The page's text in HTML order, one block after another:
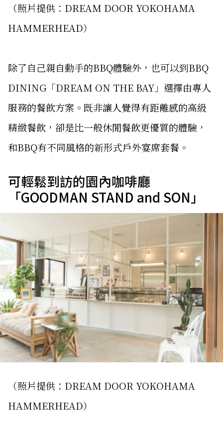
（照片提供：DREAM DOOR YOKOHAMA
HAMMERHEAD）
除了自己親自動手的BBQ體驗外，也可以到BBQ
DINING「DREAM ON THE BAY」選擇由專人
服務的餐飲方案。既非讓人覺得有距離感的高級
精緻餐飲，卻是比一般休閒餐飲更優質的體驗，
和BBQ有不同風格的新形式戶外宴席套餐。
可輕鬆到訪的園內咖啡廳
「GOODMAN STAND and SON」
（照片提供：DREAM DOOR YOKOHAMA
HAMMERHEAD）